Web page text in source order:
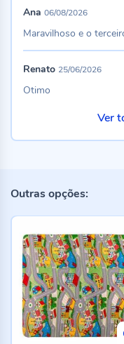
Ana 06/08/2026
Maravilhoso e o
Renato 25/06/2026
Otimo
Ver
Outras opções: